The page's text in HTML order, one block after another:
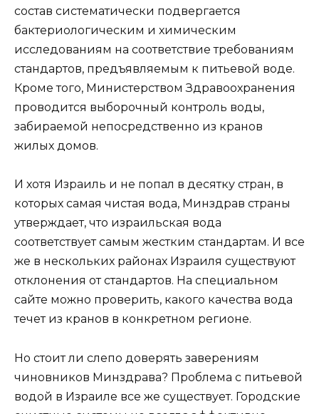
состав систематически подвергается
бактериологическим и химическим
исследованиям на соответствие требованиям
стандартов, предъявляемым к питьевой воде.
Кроме того, Министерством Здравоохранения
проводится выборочный контроль воды,
забираемой непосредственно из кранов
жилых домов.
И хотя Израиль и не попал в десятку стран, в
которых самая чистая вода, Минздрав страны
утверждает, что израильская вода
соответствует самым жестким стандартам. И все
же в нескольких районах Израиля существуют
отклонения от стандартов. На специальном
сайте можно проверить, какого качества вода
течет из кранов в конкретном регионе.
Но стоит ли слепо доверять заверениям
чиновников Минздрава? Проблема с питьевой
водой в Израиле все же существует. Городские